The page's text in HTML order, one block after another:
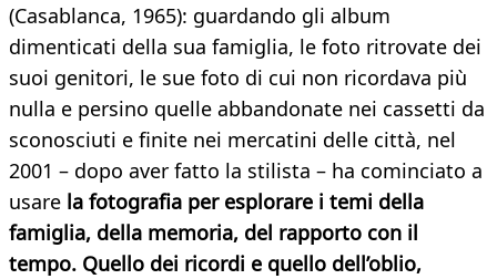
(Casablanca, 1965): guardando gli album
dimenticati della sua famiglia, le foto ritrovate dei
suoi genitori, le sue foto di cui non ricordava più
nulla e persino quelle abbandonate nei cassetti da
sconosciuti e finite nei mercatini delle città, nel
2001 – dopo aver fatto la stilista – ha cominciato a
usare la fotografia per esplorare i temi della
famiglia, della memoria, del rapporto con il
tempo. Quello dei ricordi e quello dell’oblio,